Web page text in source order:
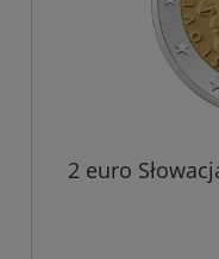
2 euro